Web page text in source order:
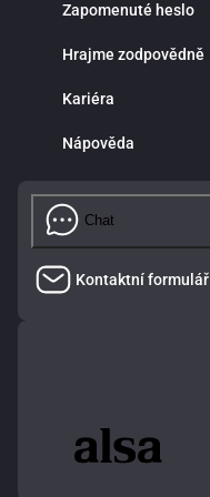
Zapomenuté heslo
Hrajme zodpovědně
Kariéra
Nápověda
Chat
Kontaktní formulář